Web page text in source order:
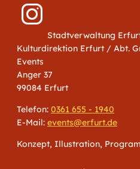
Stadtverwaltung
Kulturdirektion Erfurt / Abt.
Events
Anger 37
99084 Erfurt
Telefon: 0361 655 - 1940
E-Mail: events@erfurt.de
Konzept, Illustration,